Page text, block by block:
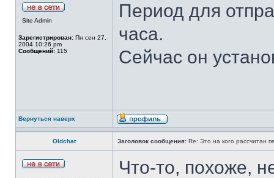
Site Admin
Зарегистрирован: Пн сен 27,
2004 10:26 pm
Сообщений: 115
Период для
часа.
Сейчас он
Вернуться наверх
Oldchat Заголовок сообщения: Re: Это на кого рассчитан
Что-то, похоже,